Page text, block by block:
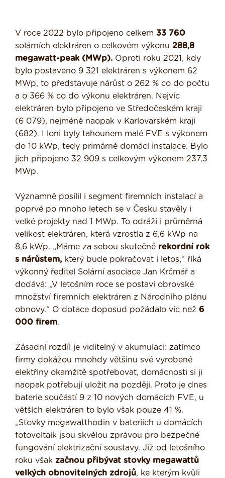
V roce 2022 bylo připojeno celkem 33 760
solárních elektráren o celkovém výkonu 288,8
megawatt-peak (MWp). Oproti roku 2021, kdy
bylo postaveno 9 321 elektráren s výkonem 62
MWp, to představuje nárůst o 262 % co do počtu
a o 366 % co do výkonu elektráren. Nejvíc
elektráren bylo připojeno ve Středočeském kraji
(6 079), nejméně naopak v Karlovarském kraji
(682). I loni byly tahounem malé FVE s výkonem
do 10 kWp, tedy primárně domácí instalace. Bylo
jich připojeno 32 909 s celkovým výkonem 237,3
MWp.
Významně posílil i segment firemních instalací a
poprvé po mnoho letech se v Česku stavěly i
velké projekty nad 1 MWp. To odráží i průměrná
velikost elektráren, která vzrostla z 6,6 kWp na
8,6 kWp. „Máme za sebou skutečně rekordní rok
s nárůstem, který bude pokračovat i letos,“ říká
výkonný ředitel Solární asociace Jan Krčmář a
dodává: „V letošním roce se postaví obrovské
množství firemních elektráren z Národního plánu
obnovy.“ O dotace doposud požádalo víc než 6
000 firem.
Zásadní rozdíl je viditelný v akumulaci: zatímco
firmy dokážou mnohdy většinu své vyrobené
elektřiny okamžitě spotřebovat, domácnosti si ji
naopak potřebují uložit na později. Proto je dnes
baterie součástí 9 z 10 nových domácích FVE, u
větších elektráren to bylo však pouze 41 %.
„Stovky megawatthodin v bateriích u domácích
fotovoltaik jsou skvělou zprávou pro bezpečné
fungování elektrizační soustavy. Již od letošního
roku však začnou přibývat stovky megawattů
velkých obnovitelných zdrojů, ke kterým kvůli